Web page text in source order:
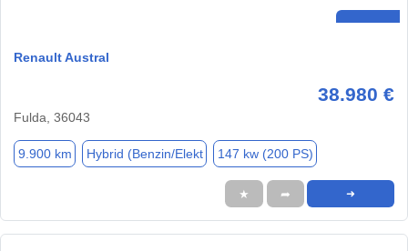
Renault Austral
38.980 €
Fulda, 36043
9.900 km Hybrid (Benzin/Elekt 147 kw (200 PS)
★ ➦ ➜